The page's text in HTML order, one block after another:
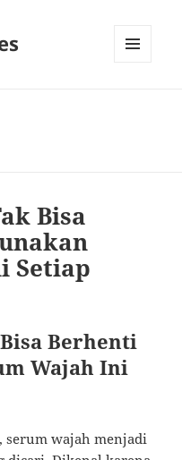
Bisa
Setiap
Berhenti
Wajah Ini
serum wajah menjadi